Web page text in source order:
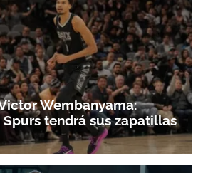
ACEPTAR
Wembanyama:
tendrá sus zapatillas